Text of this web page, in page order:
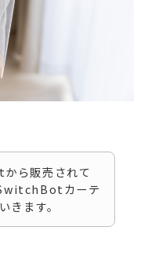
ら販売されて
カーテ
きます。